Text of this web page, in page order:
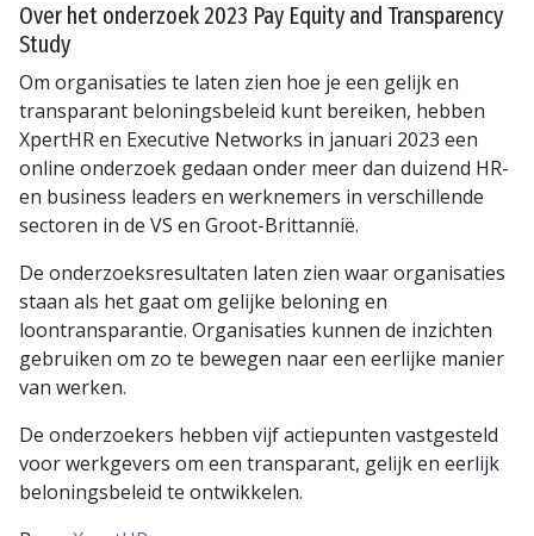
Over het onderzoek 2023 Pay Equity and Transparency
Study
Om organisaties te laten zien hoe je een gelijk en
transparant beloningsbeleid kunt bereiken, hebben
XpertHR en Executive Networks in januari 2023 een
online onderzoek gedaan onder meer dan duizend HR-
en business leaders en werknemers in verschillende
sectoren in de VS en Groot-Brittannië.
De onderzoeksresultaten laten zien waar organisaties
staan als het gaat om gelijke beloning en
loontransparantie. Organisaties kunnen de inzichten
gebruiken om zo te bewegen naar een eerlijke manier
van werken.
De onderzoekers hebben vijf actiepunten vastgesteld
voor werkgevers om een transparant, gelijk en eerlijk
beloningsbeleid te ontwikkelen.